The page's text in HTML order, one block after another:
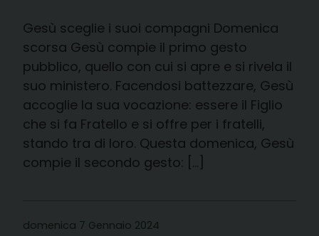
Gesù sceglie i suoi compagni Domenica
scorsa Gesù compie il primo gesto
pubblico, quello con cui si apre e si rivela il
suo ministero. Facendosi battezzare, Gesù
accoglie la sua vocazione: essere il Figlio
che si fa Fratello e si offre per i fratelli,
stando tra di loro. Questa domenica, Gesù
compie il secondo gesto: […]
domenica 7 Gennaio 2024